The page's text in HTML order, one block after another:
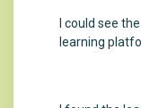
I could see
learning